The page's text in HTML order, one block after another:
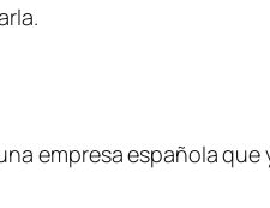
empresa española